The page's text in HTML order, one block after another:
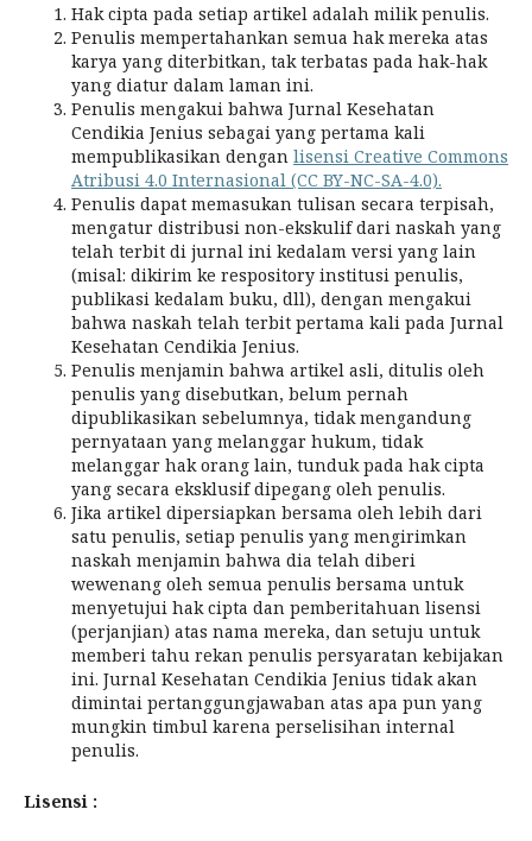
Hak cipta pada setiap artikel adalah milik penulis.
Penulis mempertahankan semua hak mereka atas
karya yang diterbitkan, tak terbatas pada hak-hak
yang diatur dalam laman ini.
Penulis mengakui bahwa Jurnal Kesehatan
Cendikia Jenius sebagai yang pertama kali
mempublikasikan dengan lisensi Creative Commons
Atribusi 4.0 Internasional (CC BY-NC-SA-4.0).
Penulis dapat memasukan tulisan secara terpisah,
mengatur distribusi non-ekskulif dari naskah yang
telah terbit di jurnal ini kedalam versi yang lain
(misal: dikirim ke respository institusi penulis,
publikasi kedalam buku, dll), dengan mengakui
bahwa naskah telah terbit pertama kali pada Jurnal
Kesehatan Cendikia Jenius.
Penulis menjamin bahwa artikel asli, ditulis oleh
penulis yang disebutkan, belum pernah
dipublikasikan sebelumnya, tidak mengandung
pernyataan yang melanggar hukum, tidak
melanggar hak orang lain, tunduk pada hak cipta
yang secara eksklusif dipegang oleh penulis.
Jika artikel dipersiapkan bersama oleh lebih dari
satu penulis, setiap penulis yang mengirimkan
naskah menjamin bahwa dia telah diberi
wewenang oleh semua penulis bersama untuk
menyetujui hak cipta dan pemberitahuan lisensi
(perjanjian) atas nama mereka, dan setuju untuk
memberi tahu rekan penulis persyaratan kebijakan
ini. Jurnal Kesehatan Cendikia Jenius tidak akan
dimintai pertanggungjawaban atas apa pun yang
mungkin timbul karena perselisihan internal
penulis.
Lisensi :